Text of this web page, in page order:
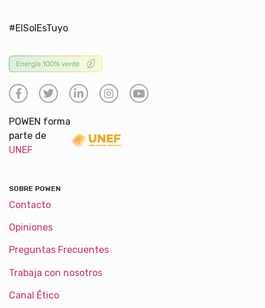
#ElSolEsTuyo
POWEN forma
parte de
UNEF
SOBRE POWEN
Contacto
Opiniones
Preguntas Frecuentes
Trabaja con nosotros
Canal Ético